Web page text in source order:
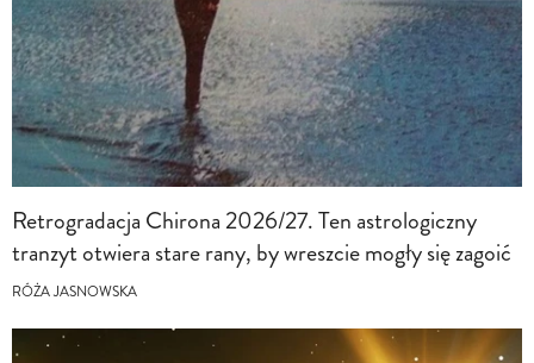
Retrogradacja Chirona 2026/27. Ten astrologiczny
tranzyt otwiera stare rany, by wreszcie mogły się zagoić
RÓŻA JASNOWSKA